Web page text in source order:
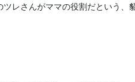
レさんがママの役割だという、